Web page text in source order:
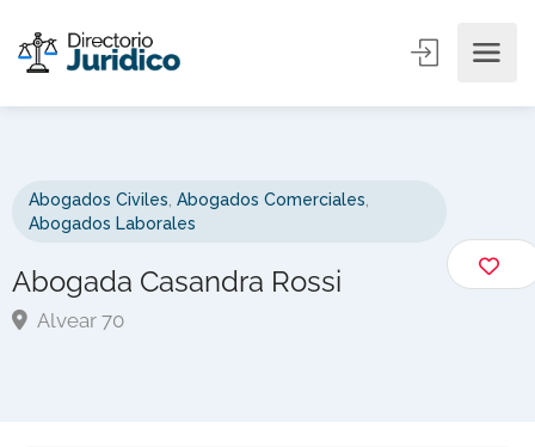
Abogados Civiles Abogados Comerciales
Abogados Laborales
Abogada Casandra Rossi
Alvear 70